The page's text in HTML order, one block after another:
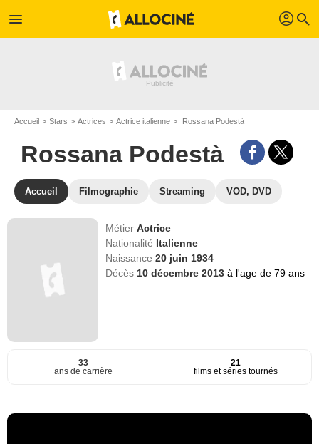
menu profil search
Accueil Stars Actrices Actrice italienne Rossana Podestà
Rossana Podestà
Accueil Filmographie Streaming VOD, DVD
MétierActrice
Nationalité Italienne
Naissance20 juin 1934
Décès 10 décembre 2013à l'age de 79 ans
33
ans de carrière
21
films et séries tournés